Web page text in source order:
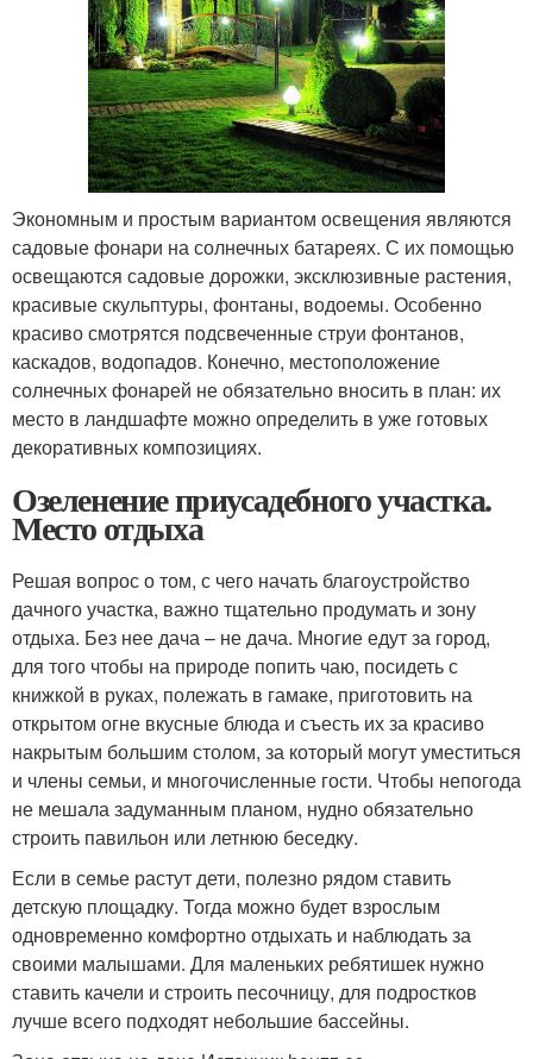
Экономным и простым вариантом освещения являются
садовые фонари на солнечных батареях. С их помощью
освещаются садовые дорожки, эксклюзивные растения,
красивые скульптуры, фонтаны, водоемы. Особенно
красиво смотрятся подсвеченные струи фонтанов,
каскадов, водопадов. Конечно, местоположение
солнечных фонарей не обязательно вносить в план: их
место в ландшафте можно определить в уже готовых
декоративных композициях.
Озеленение приусадебного участка.
Место отдыха
Решая вопрос о том, с чего начать благоустройство
дачного участка, важно тщательно продумать и зону
отдыха. Без нее дача – не дача. Многие едут за город,
для того чтобы на природе попить чаю, посидеть с
книжкой в руках, полежать в гамаке, приготовить на
открытом огне вкусные блюда и съесть их за красиво
накрытым большим столом, за который могут уместиться
и члены семьи, и многочисленные гости. Чтобы непогода
не мешала задуманным планом, нудно обязательно
строить павильон или летнюю беседку.
Если в семье растут дети, полезно рядом ставить
детскую площадку. Тогда можно будет взрослым
одновременно комфортно отдыхать и наблюдать за
своими малышами. Для маленьких ребятишек нужно
ставить качели и строить песочницу, для подростков
лучше всего подходят небольшие бассейны.